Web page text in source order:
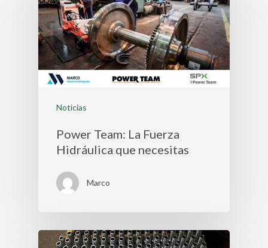
Noticias
Power Team: La Fuerza
Hidráulica que necesitas
Marco